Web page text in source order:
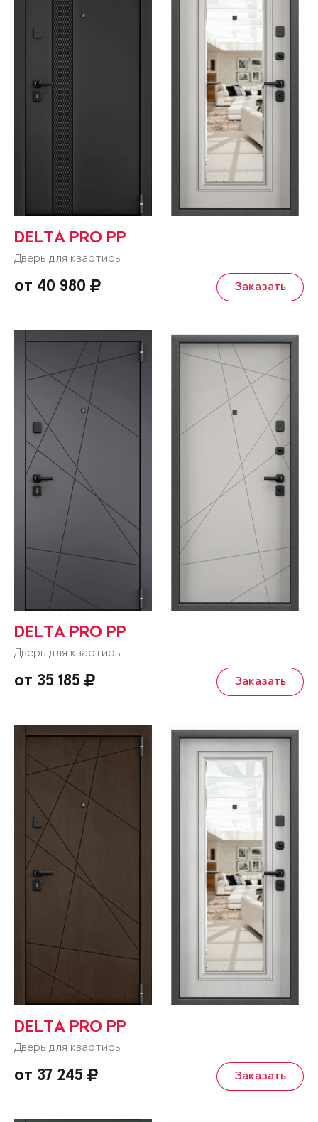
DELTA PRO PP
Дверь для квартиры
от 40 980 Заказать
DELTA PRO PP
Дверь для квартиры
от 35 185 Заказать
DELTA PRO PP
Дверь для квартиры
от 37 245 Заказать